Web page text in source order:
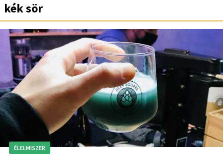
kék sör
ÉLELMISZER